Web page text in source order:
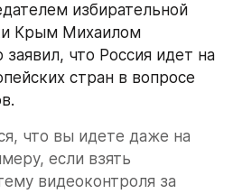
избирательной
Крым Михаилом
что Россия идет на
стран в вопросе
что вы идете даже на
если взять
видеоконтроля за